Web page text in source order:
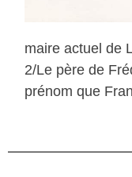
maire actuel de
2/Le père de
prénom que